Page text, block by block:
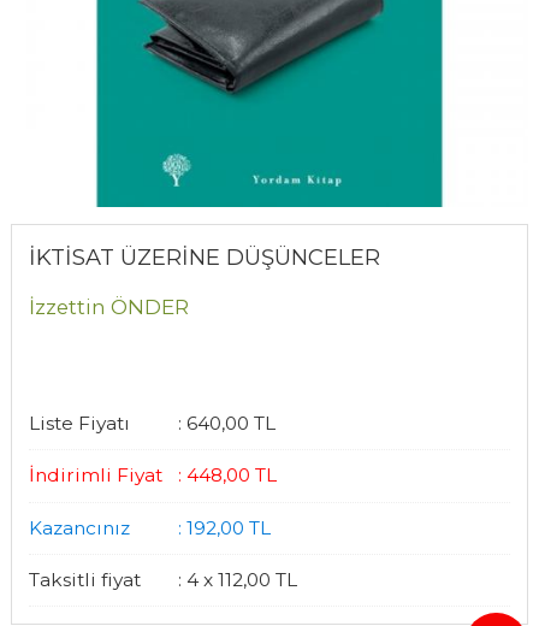
İKTİSAT ÜZERİNE DÜŞÜNCELER
İzzettin ÖNDER
Liste Fiyatı : 640,00 TL
İndirimli Fiyat : 448,00 TL
Kazancınız : 192,00 TL
Taksitli fiyat : 4 x 112,00 TL